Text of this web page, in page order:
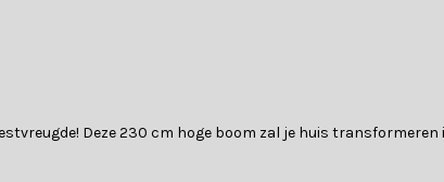
Deze 230 cm hoge boom zal je huis